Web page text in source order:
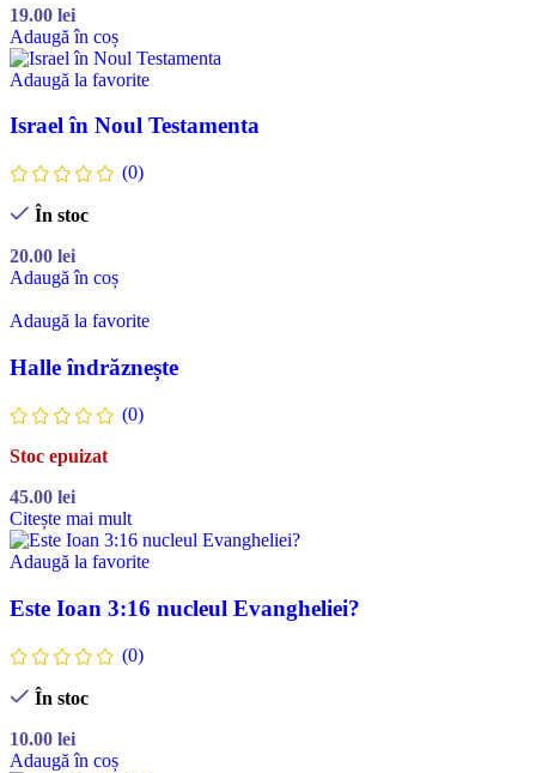
19.00 lei
Adaugă în coș
Adaugă la favorite
Israel în Noul Testamenta
(0)
În stoc
20.00 lei
Adaugă în coș
Adaugă la favorite
Halle îndrăznește
(0)
Stoc epuizat
45.00 lei
Citește mai mult
Adaugă la favorite
Este Ioan 3:16 nucleul Evangheliei?
(0)
În stoc
10.00 lei
Adaugă în coș